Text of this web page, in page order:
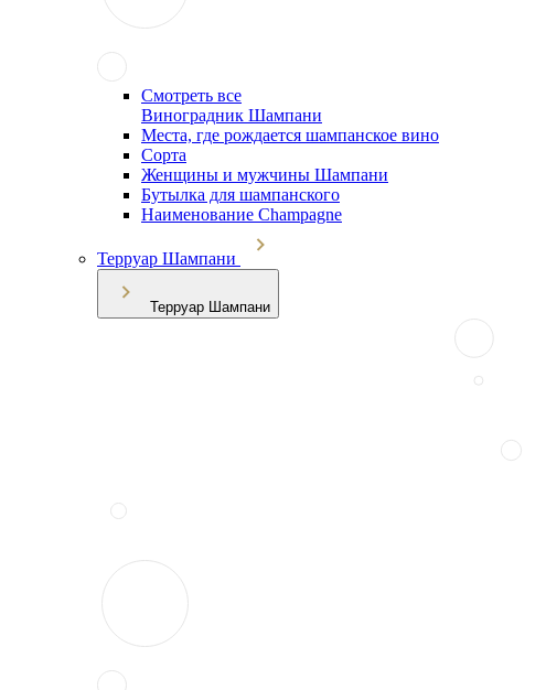
Смотреть все
Виноградник Шампани
Места, где рождается шампанское вино
Сорта
Женщины и мужчины Шампани
Бутылка для шампанского
Наименование Champagne
Терруар Шампани
Терруар Шампани